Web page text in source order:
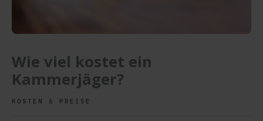
Wie viel kostet ein
Kammerjäger?
KOSTEN & PREISE